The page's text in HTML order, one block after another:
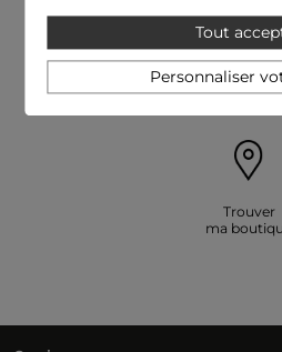
E-réserver: essayer
et payer en boutique
Trouver
ma
Tout
Personnaliser